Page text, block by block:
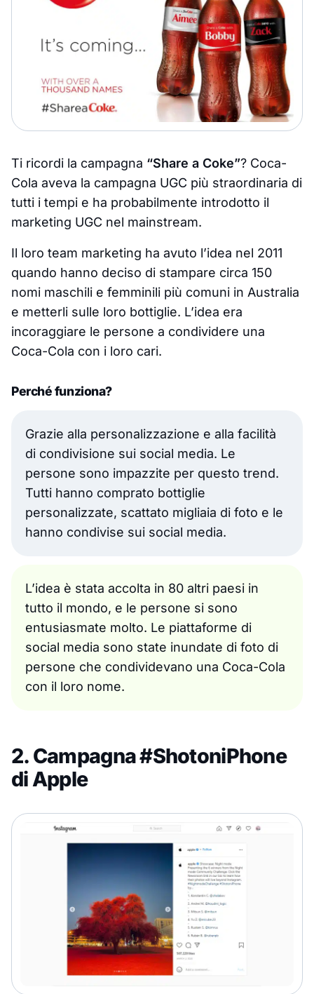
Ti ricordi la campagna “Share a Coke”? Coca-
Cola aveva la campagna UGC più straordinaria di
tutti i tempi e ha probabilmente introdotto il
marketing UGC nel mainstream.
Il loro team marketing ha avuto l’idea nel 2011
quando hanno deciso di stampare circa 150
nomi maschili e femminili più comuni in Australia
e metterli sulle loro bottiglie. L’idea era
incoraggiare le persone a condividere una
Coca-Cola con i loro cari.
Perché funziona?
Grazie alla personalizzazione e alla facilità
di condivisione sui social media. Le
persone sono impazzite per questo trend.
Tutti hanno comprato bottiglie
personalizzate, scattato migliaia di foto e le
hanno condivise sui social media.
L’idea è stata accolta in 80 altri paesi in
tutto il mondo, e le persone si sono
entusiasmate molto. Le piattaforme di
social media sono state inundate di foto di
persone che condividevano una Coca-Cola
con il loro nome.
2. Campagna #ShotoniPhone
di Apple